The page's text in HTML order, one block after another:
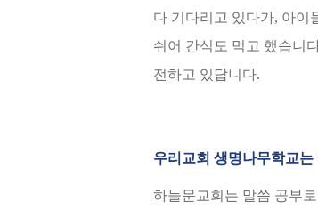
다 기다리고 있다가, 아이
쉬어 간식도 먹고 했습니
전하고 있답니다.
우리교회 생명나무학교
하늘문교회는 말씀 공부